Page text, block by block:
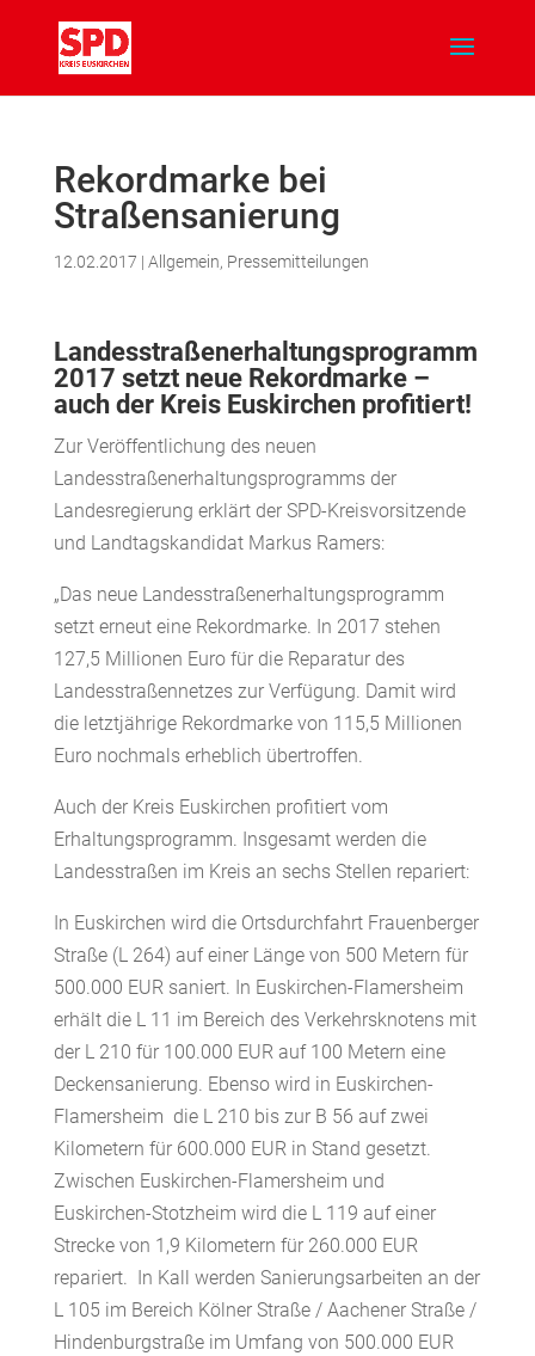
Rekordmarke bei
Straßensanierung
12.02.2017 | Allgemein, Pressemitteilungen
Landesstraßenerhaltungsprogramm
2017 setzt neue Rekordmarke –
auch der Kreis Euskirchen profitiert!
Zur Veröffentlichung des neuen
Landesstraßenerhaltungsprogramms der
Landesregierung erklärt der SPD-Kreisvorsitzende
und Landtagskandidat Markus Ramers:
„Das neue Landesstraßenerhaltungsprogramm
setzt erneut eine Rekordmarke. In 2017 stehen
127,5 Millionen Euro für die Reparatur des
Landesstraßennetzes zur Verfügung. Damit wird
die letztjährige Rekordmarke von 115,5 Millionen
Euro nochmals erheblich übertroffen.
Auch der Kreis Euskirchen profitiert vom
Erhaltungsprogramm. Insgesamt werden die
Landesstraßen im Kreis an sechs Stellen repariert:
In Euskirchen wird die Ortsdurchfahrt Frauenberger
Straße (L 264) auf einer Länge von 500 Metern für
500.000 EUR saniert. In Euskirchen-Flamersheim
erhält die L 11 im Bereich des Verkehrsknotens mit
der L 210 für 100.000 EUR auf 100 Metern eine
Deckensanierung. Ebenso wird in Euskirchen-
Flamersheim die L 210 bis zur B 56 auf zwei
Kilometern für 600.000 EUR in Stand gesetzt.
Zwischen Euskirchen-Flamersheim und
Euskirchen-Stotzheim wird die L 119 auf einer
Strecke von 1,9 Kilometern für 260.000 EUR
repariert. In Kall werden Sanierungsarbeiten an der
L 105 im Bereich Kölner Straße / Aachener Straße /
Hindenburgstraße im Umfang von 500.000 EUR